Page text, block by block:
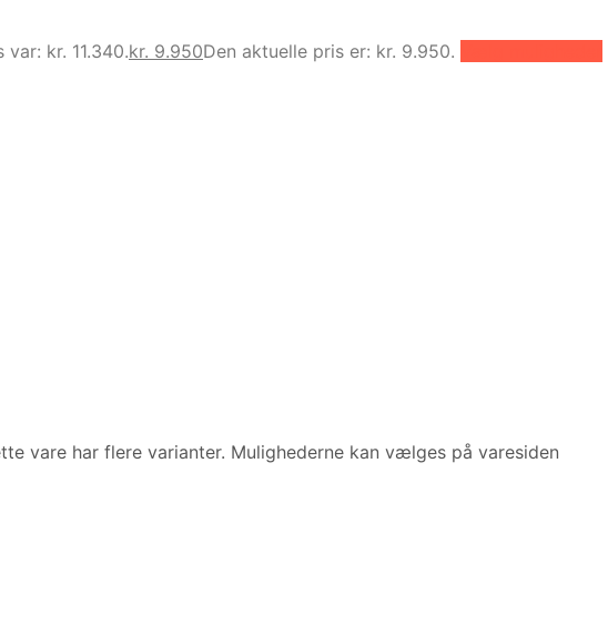
kr. 11.340.kr. 9.950Den aktuelle pris er: kr. 9.950.
vare har flere varianter. Mulighederne kan vælges på varesiden